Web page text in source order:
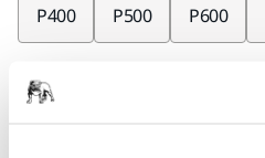
P400 P500 P600
Kusů v balení